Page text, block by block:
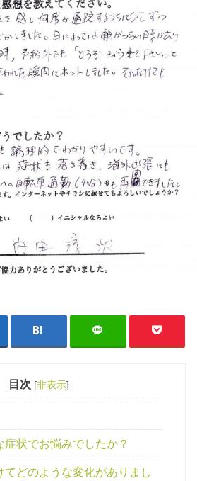
目次 [非表示]
症状でお悩みでしたか？
てどのような変化がありまし